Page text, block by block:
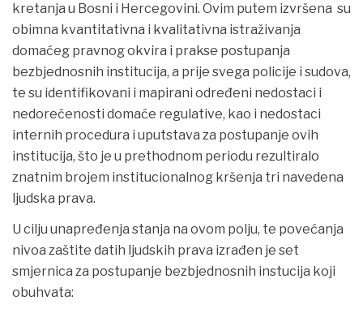
kretanja u Bosni i Hercegovini. Ovim putem izvršena su
obimna kvantitativna i kvalitativna istraživanja
domaćeg pravnog okvira i prakse postupanja
bezbjednosnih institucija, a prije svega policije i sudova,
te su identifikovani i mapirani određeni nedostaci i
nedorečenosti domaće regulative, kao i nedostaci
internih procedura i uputstava za postupanje ovih
institucija, što je u prethodnom periodu rezultiralo
znatnim brojem institucionalnog kršenja tri navedena
ljudska prava.
U cilju unapređenja stanja na ovom polju, te povećanja
nivoa zaštite datih ljudskih prava izrađen je set
smjernica za postupanje bezbjednosnih instucija koji
obuhvata: